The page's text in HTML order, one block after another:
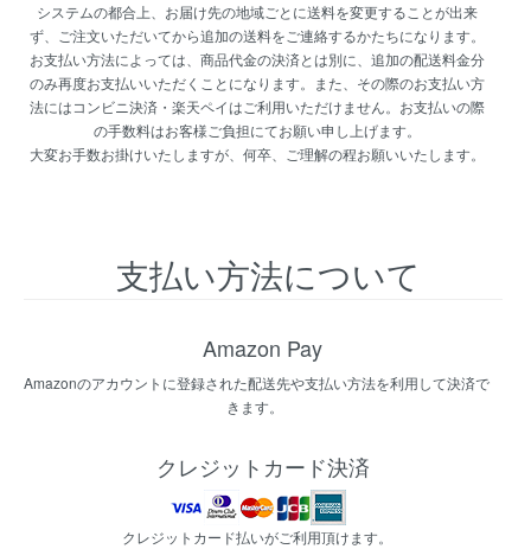
システムの都合上、お届け先の地域ごとに送料を変更することが出来
ず、ご注文いただいてから追加の送料をご連絡するかたちになります。
お支払い方法によっては、商品代金の決済とは別に、追加の配送料金分
のみ再度お支払いいただくことになります。また、その際のお支払い方
法にはコンビニ決済・楽天ペイはご利用いただけません。お支払いの際
の手数料はお客様ご負担にてお願い申し上げます。
大変お手数お掛けいたしますが、何卒、ご理解の程お願いいたします。
支払い方法について
Amazon Pay
Amazonのアカウントに登録された配送先や支払い方法を利用して決済で
きます。
クレジットカード決済
クレジットカード払いがご利用頂けます。